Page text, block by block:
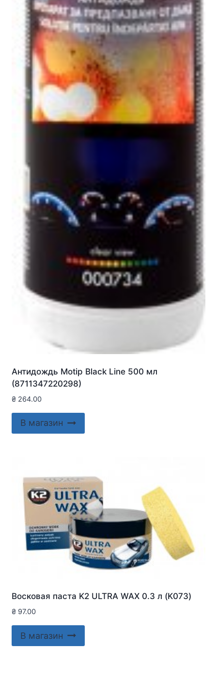
Антидождь Motip Black Line 500 мл
(8711347220298)
₴ 264.00
В магазин
Восковая паста K2 ULTRA WAX 0.3 л (K073)
₴ 97.00
В магазин